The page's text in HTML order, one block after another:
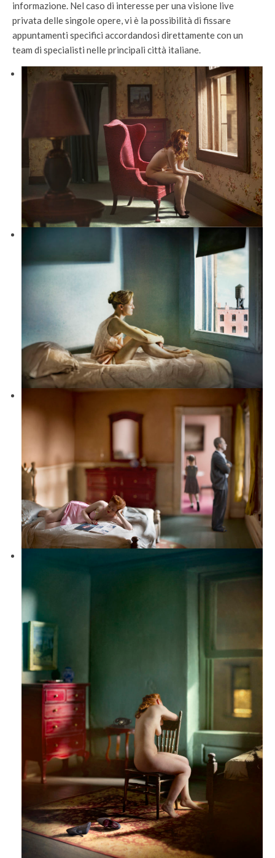
informazione. Nel caso di interesse per una visione live
privata delle singole opere, vi è la possibilità di fissare
appuntamenti specifici accordandosi direttamente con un
team di specialisti nelle principali città italiane.